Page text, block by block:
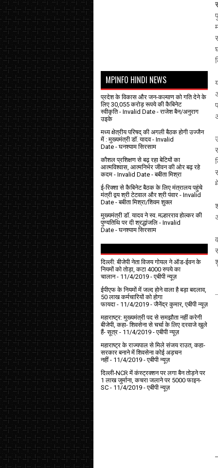
MPINFO HINDI NEWS
प्रदेश के विकास और जन-कल्याण को गति देने के
लिए 30,055 करोड़ रूपये की कैबिनेट
स्वीकृति- Invalid Date - राजेश बैन/अनुराग
उइके
मध्य क्षेत्रीय परिषद् की अगली बैठक होगी उज्जैन
में : मुख्यमंत्री डॉ. यादव- Invalid
Date - घनश्याम सिरसाम
कौशल प्रशिक्षण से बढ़ रहा बेटियों का
आत्मविश्वास, आत्मनिर्भर जीवन की ओर बढ़ रहे
कदम - Invalid Date - बबीता मिश्रा
ई-रिक्शा से कैबिनेट बैठक के लिए मंत्रालय पहुंचे
मंत्री द्वय श्री टेटवाल और श्री पंवार - Invalid
Date - बबीता मिश्रा/शिवम शुक्ल
मुख्यमंत्री डॉ. यादव ने स्व. मल्हारराव होल्कर की
पुण्यतिथि पर दी श्रद्धांजलि - Invalid
Date - घनश्याम सिरसाम
दिल्ली: बीजेपी नेता विजय गोयल ने ऑड-ईवन के
नियमों को तोड़ा, कटा 4000 रुपये का
चालान- 11/4/2019 - एबीपी न्यूज़
ईपीएफ के नियमों में जल्द होने वाला है बड़ा बदलाव,
50 लाख कर्मचारियों को होगा
फायदा - 11/4/2019 - जैनेंद्र कुमार, एबीपी न्यूज़
महाराष्ट्र: मुख्यमंत्री पद से समझौता नहीं करेगी
बीजेपी, कहा- शिवसेना से चर्चा के लिए दरवाजे खुले
हैं- सूत्र - 11/4/2019 - एबीपी न्यूज़
महाराष्ट्र के राज्यपाल से मिले संजय राउत, कहा-
सरकार बनाने में शिवसेना कोई अड़चन
नहीं- 11/4/2019 - एबीपी न्यूज़
दिल्ली-NCR में कंस्ट्रक्शन पर लगा बैन तोड़ने पर
1 लाख जुर्माना, कचरा जलाने पर ₹5000 फाइन-
SC - 11/4/2019 - एबीपी न्यूज़